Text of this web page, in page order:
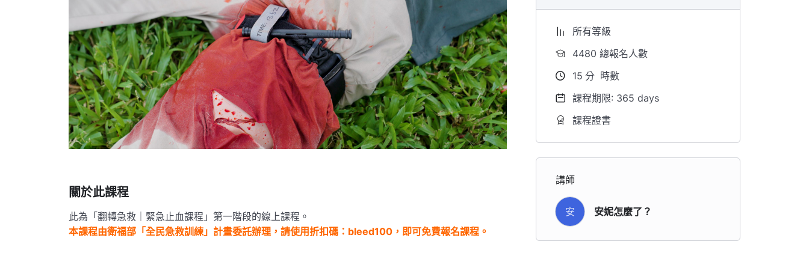
關於此課程
此為「翻轉急救｜緊急止血課程」第一階段的線上課程。
本課程由衛福部「全民急救訓練」計畫委託辦理，請使用折扣碼：bleed100，即可免費報名課程。
所有等級
4480 總報名人數
15 分 時數
課程期限: 365 days
課程證書
講師
安 安妮怎麼了？